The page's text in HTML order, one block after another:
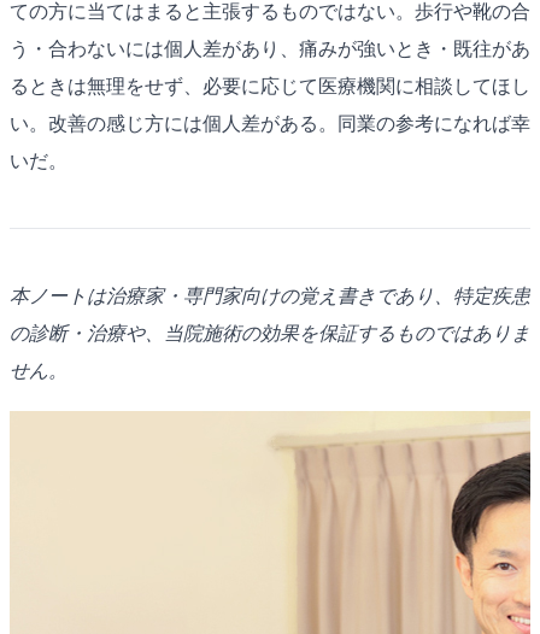
ての方に当てはまると主張するものではない。歩行や靴の合
う・合わないには個人差があり、痛みが強いとき・既往があ
るときは無理をせず、必要に応じて医療機関に相談してほし
い。改善の感じ方には個人差がある。同業の参考になれば幸
いだ。
本ノートは治療家・専門家向けの覚え書きであり、特定疾患
の診断・治療や、当院施術の効果を保証するものではありま
せん。